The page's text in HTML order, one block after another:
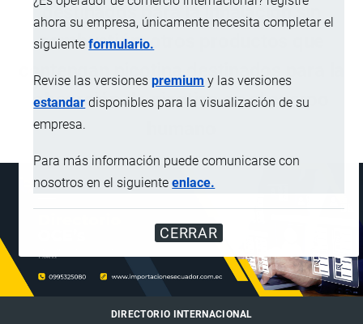
ahora su empresa, únicamente necesita completar el
siguienteformulario.
Revise las versionespremium y las versiones
estandar disponibles para la visualización de su
empresa.
Para más información puede comunicarse con
nosotros en el siguienteenlace.
CERRAR
destinados para la inhalación sin
combustión; otros productos que
contengan nicotina destinados para la
absorción de nicotina en el cuerpo
DIRECTORIO INTERNACIONAL